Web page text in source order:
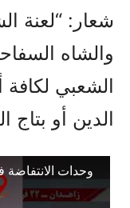
شعار: “لعنة
والشاه
الشعبي لكافة
الدين أو بتاج
وحدات الانتفاضة